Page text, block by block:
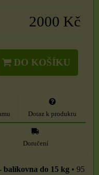
2000 Kč
DO KOŠÍKU
Dotaz k produktu
Doručení
balíkovna do 15 kg • 95